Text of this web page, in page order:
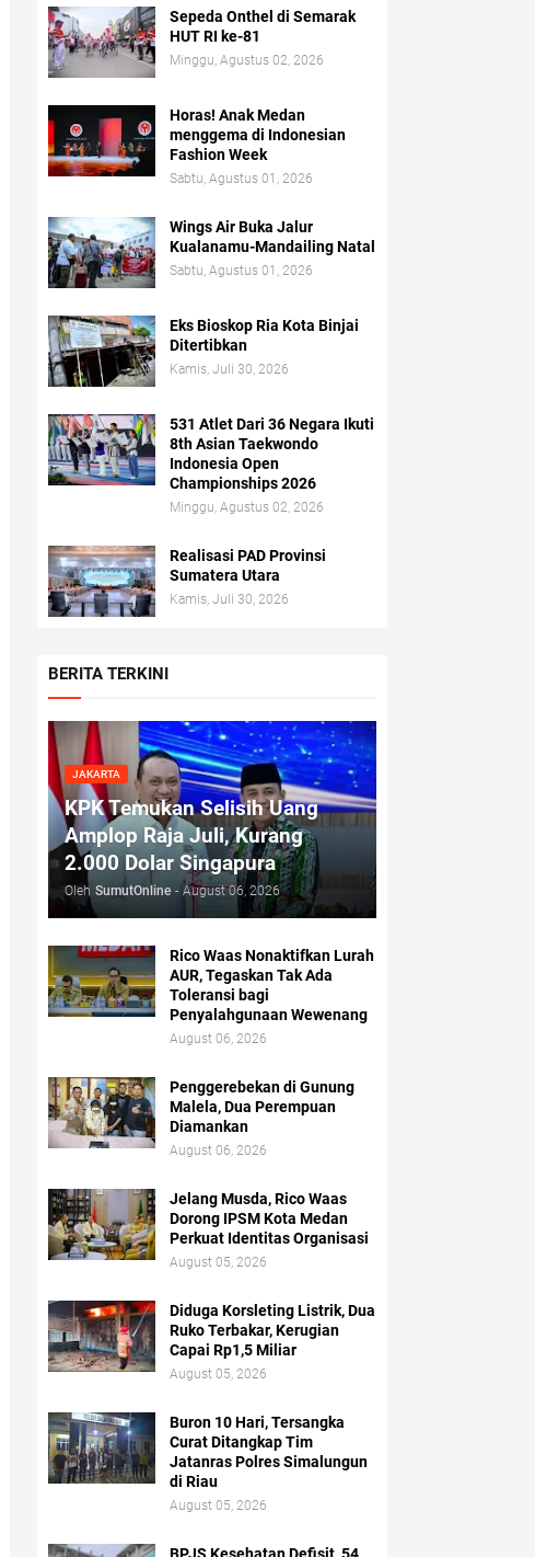
Sepeda Onthel di Semarak
HUT RI ke-81
Minggu, Agustus 02, 2026
Horas! Anak Medan
menggema di Indonesian
Fashion Week
Sabtu, Agustus 01, 2026
Wings Air Buka Jalur
Kualanamu-Mandailing Natal
Sabtu, Agustus 01, 2026
Eks Bioskop Ria Kota Binjai
Ditertibkan
Kamis, Juli 30, 2026
531 Atlet Dari 36 Negara Ikuti
8th Asian Taekwondo
Indonesia Open
Championships 2026
Minggu, Agustus 02, 2026
Realisasi PAD Provinsi
Sumatera Utara
Kamis, Juli 30, 2026
BERITA TERKINI
JAKARTA
KPK Temukan Selisih Uang
Amplop Raja Juli, Kurang
2.000 Dolar Singapura
Oleh SumutOnline - August 06, 2026
Rico Waas Nonaktifkan Lurah
AUR, Tegaskan Tak Ada
Toleransi bagi
Penyalahgunaan Wewenang
August 06, 2026
Penggerebekan di Gunung
Malela, Dua Perempuan
Diamankan
August 06, 2026
Jelang Musda, Rico Waas
Dorong IPSM Kota Medan
Perkuat Identitas Organisasi
August 05, 2026
Diduga Korsleting Listrik, Dua
Ruko Terbakar, Kerugian
Capai Rp1,5 Miliar
August 05, 2026
Buron 10 Hari, Tersangka
Curat Ditangkap Tim
Jatanras Polres Simalungun
di Riau
August 05, 2026